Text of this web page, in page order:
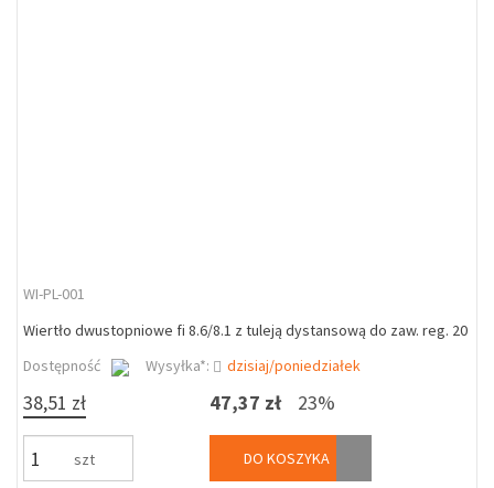
WI-PL-001
Wiertło dwustopniowe fi 8.6/8.1 z tuleją dystansową do zaw. reg. 20
Dostępność
Wysyłka*: dzisiaj/poniedziałek
38,51 zł
szt
47,37 zł 23%
DO KOSZYKA